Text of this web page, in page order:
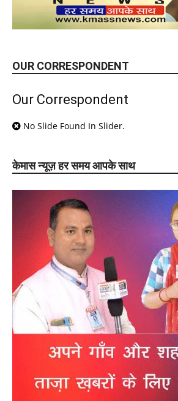
OUR CORRESPONDENT
Our Correspondent
No Slide Found In Slider.
केमास न्यूज़ हर समय आपके साथ